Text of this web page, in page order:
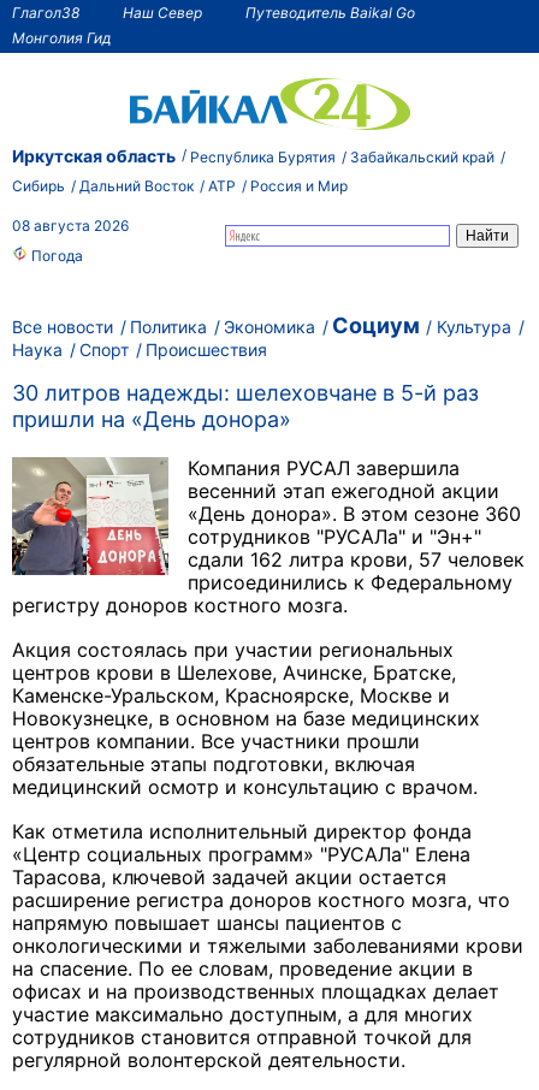
Глагол38 Наш Север
Путеводитель Baikal Go
Монголия Гид
Иркутская область Республика Бурятия
Забайкальский край
Сибирь
Дальний Восток АТР Россия и Мир
08 августа 2026
Погода
Все новости Политика Экономика Социум
Культура
Наука
Спорт Происшествия
30 литров надежды: шелеховчане в 5-й раз
пришли на «День донора»
Компания РУСАЛ завершила
весенний этап ежегодной акции
«День донора». В этом сезоне 360
сотрудников "РУСАЛа" и "Эн+"
сдали 162 литра крови, 57 человек
присоединились к Федеральному
регистру доноров костного мозга.
Акция состоялась при участии региональных
центров крови в Шелехове, Ачинске, Братске,
Каменске-Уральском, Красноярске, Москве и
Новокузнецке, в основном на базе медицинских
центров компании. Все участники прошли
обязательные этапы подготовки, включая
медицинский осмотр и консультацию с врачом.
Как отметила исполнительный директор фонда
«Центр социальных программ» "РУСАЛа" Елена
Тарасова, ключевой задачей акции остается
расширение регистра доноров костного мозга, что
напрямую повышает шансы пациентов с
онкологическими и тяжелыми заболеваниями крови
на спасение. По ее словам, проведение акции в
офисах и на производственных площадках делает
участие максимально доступным, а для многих
сотрудников становится отправной точкой для
регулярной волонтерской деятельности.